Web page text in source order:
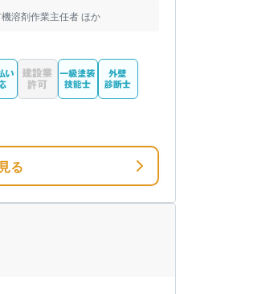
溶剤作業主任者 ほか
る